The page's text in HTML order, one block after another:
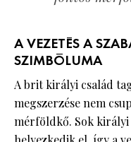
A VEZETÉS A
SZIMBÓLUMA
A brit királyi család
megszerzése nem
mérföldkő. Sok